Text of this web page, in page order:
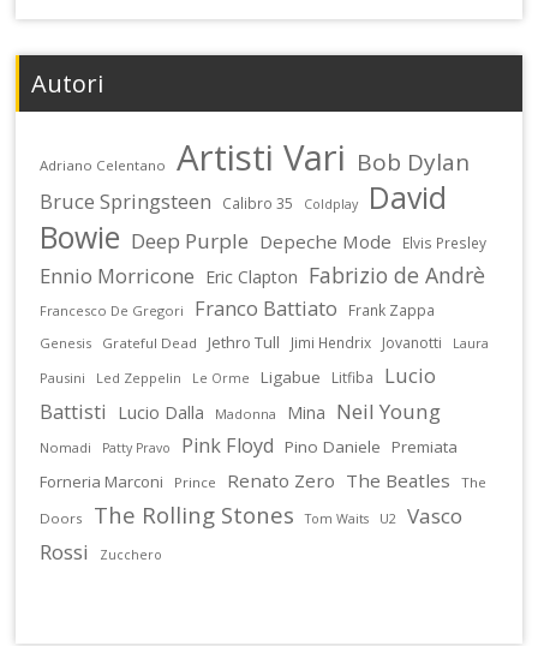
Autori
Adriano Celentano Artisti Vari Bob Dylan
Bruce Springsteen Calibro 35 Coldplay
David
Bowie Deep Purple Depeche Mode Elvis Presley
Ennio Morricone Eric Clapton Fabrizio de Andrè
Francesco De Gregori Franco Battiato Frank Zappa
Genesis Grateful Dead Jethro Tull Jimi Hendrix Jovanotti
Laura
Pausini
Led Zeppelin Le Orme Ligabue Litfiba
Lucio
Battisti
Lucio Dalla Madonna Mina Neil Young
Nomadi Patty Pravo Pink Floyd Pino Daniele
Premiata
Forneria Marconi
Prince Renato Zero The Beatles
The
Doors
The Rolling Stones Tom Waits U2
Vasco
Rossi
Zucchero